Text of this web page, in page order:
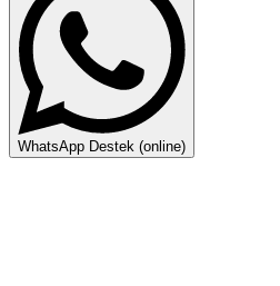
WhatsApp Destek (online)